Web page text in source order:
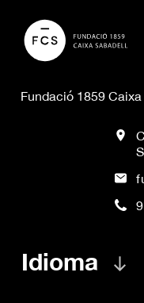
Fundació 1859
Idioma